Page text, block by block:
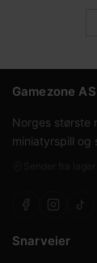
Gamezone AS
Norges største
miniatyrspill og
Snarveier